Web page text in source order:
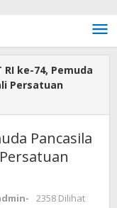
RI ke-74, Pemuda
Persatuan
Pancasila
-
2358 Dilihat